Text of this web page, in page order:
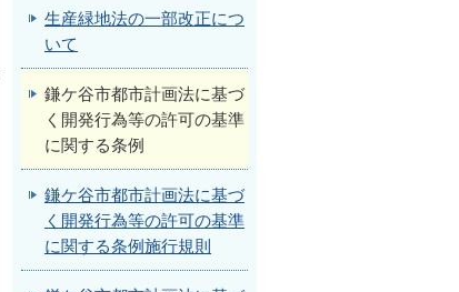
生産緑地法の一部改正につ
いて
鎌ケ谷市都市計画法に基づ
く開発行為等の許可の基準
に関する条例
鎌ケ谷市都市計画法に基づ
く開発行為等の許可の基準
に関する条例施行規則